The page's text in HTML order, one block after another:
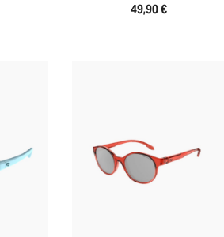
49,90 €